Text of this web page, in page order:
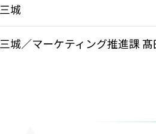
城
城／マーケティング推進課 髙